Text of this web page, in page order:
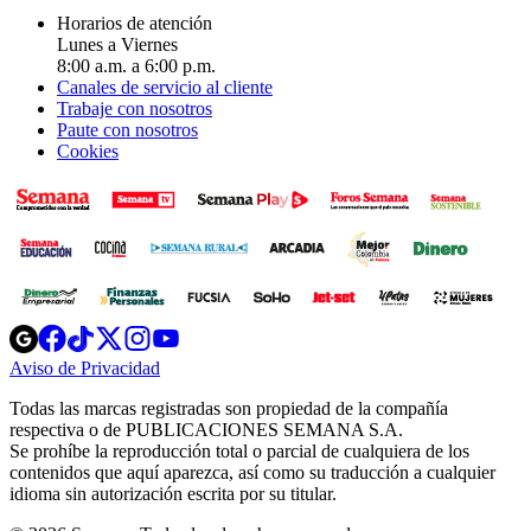
Horarios de atención
Lunes a Viernes
8:00 a.m. a 6:00 p.m.
Canales de servicio al cliente
Trabaje con nosotros
Paute con nosotros
Cookies
Opens
in
new
Opens
in
new
Opens
in
new
window
Opens
new
windowwindow
Aviso de Privacidad
new
window
Todas las marcas registradas son propiedad de la compañía
respectiva o de PUBLICACIONES SEMANA S.A.
Se prohíbe la reproducción total o parcial de cualquiera de los
contenidos que aquí aparezca, así como su traducción a cualquier
idioma sin autorización escrita por su titular.